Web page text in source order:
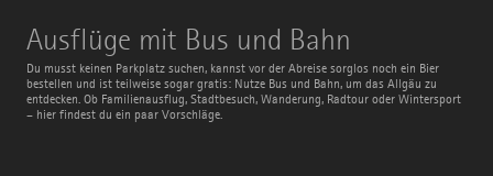
Ausflüge mit Bus und Bahn
Du musst keinen Parkplatz suchen, kannst vor der Abreise sorglos noch ein Bier
bestellen und ist teilweise sogar gratis: Nutze Bus und Bahn, um das Allgäu zu
entdecken. Ob Familienausflug, Stadtbesuch, Wanderung, Radtour oder Wintersport
– hier findest du ein paar Vorschläge.
Ausflüge
mit
Bus
und
Bahn